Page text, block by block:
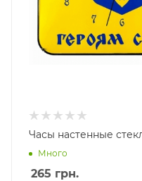
Часы настенные
Много
265 грн.